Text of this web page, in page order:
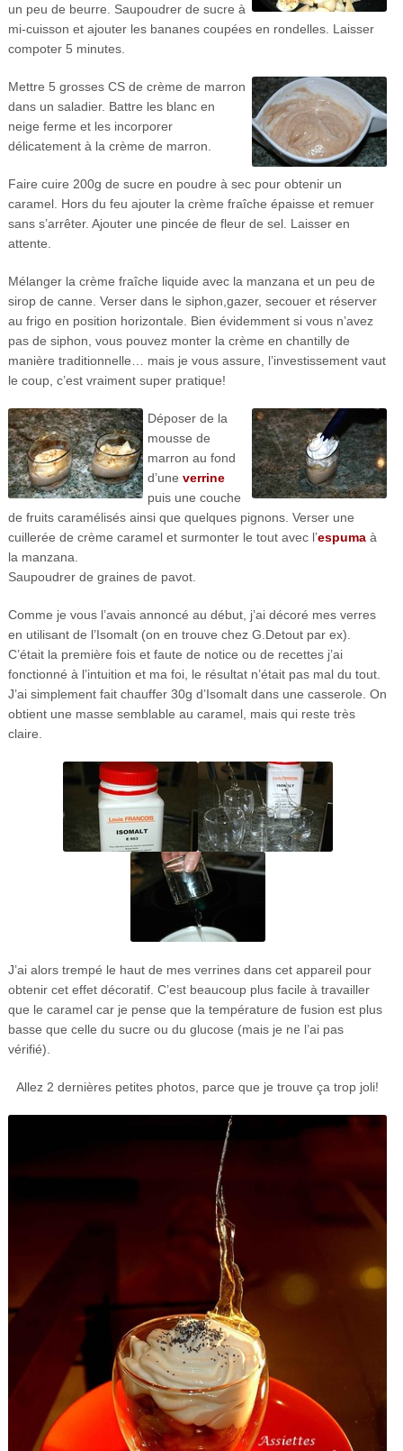
un peu de beurre. Saupoudrer de sucre à
mi-cuisson et ajouter les bananes coupées en rondelles. Laisser
compoter 5 minutes.
Mettre 5 grosses CS de crème de marron
dans un saladier. Battre les blanc en
neige ferme et les incorporer
délicatement à la crème de marron.
Faire cuire 200g de sucre en poudre à sec pour obtenir un
caramel. Hors du feu ajouter la crème fraîche épaisse et remuer
sans s’arrêter. Ajouter une pincée de fleur de sel. Laisser en
attente.
Mélanger la crème fraîche liquide avec la manzana et un peu de
sirop de canne. Verser dans le siphon,gazer, secouer et réserver
au frigo en position horizontale. Bien évidemment si vous n’avez
pas de siphon, vous pouvez monter la crème en chantilly de
manière traditionnelle… mais je vous assure, l’investissement vaut
le coup, c’est vraiment super pratique!
Déposer de la
mousse de
marron au fond
d’une verrine
puis une couche
de fruits caramélisés ainsi que quelques pignons. Verser une
cuillerée de crème caramel et surmonter le tout avec l’espumaà
la manzana.
Saupoudrer de graines de pavot.
Comme je vous l’avais annoncé au début, j’ai décoré mes verres
en utilisant de l’Isomalt (on en trouve chez G.Detout par ex).
C’était la première fois et faute de notice ou de recettes j’ai
fonctionné à l’intuition et ma foi, le résultat n’était pas mal du tout.
J’ai simplement fait chauffer 30g d’Isomalt dans une casserole. On
obtient une masse semblable au caramel, mais qui reste très
claire.
J’ai alors trempé le haut de mes verrines dans cet appareil pour
obtenir cet effet décoratif. C’est beaucoup plus facile à travailler
que le caramel car je pense que la température de fusion est plus
basse que celle du sucre ou du glucose (mais je ne l’ai pas
vérifié).
Allez 2 dernières petites photos, parce que je trouve ça trop joli!